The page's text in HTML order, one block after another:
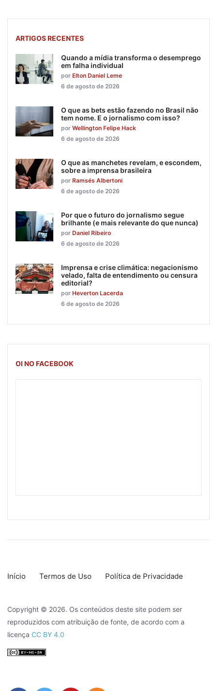
ARTIGOS RECENTES
Quando a mídia transforma o desemprego
em falha individual
por Elton Daniel Leme
6 de agosto de 2026
O que as bets estão fazendo no Brasil não
tem nome. E o jornalismo com isso?
por Wellington Felipe Hack
6 de agosto de 2026
O que as manchetes revelam, e escondem,
sobre a imprensa brasileira
por Ramsés Albertoni
6 de agosto de 2026
Por que o futuro do jornalismo segue
brilhante (e mais relevante do que nunca)
por Daniel Ribeiro
6 de agosto de 2026
Imprensa e crise climática: negacionismo
velado, falta de entendimento ou censura
editorial?
por Heverton Lacerda
6 de agosto de 2026
OI NO FACEBOOK
Início Termos de Uso Política de Privacidade
Copyright © 2026. Os conteúdos deste site podem ser
reproduzidos com atribuição de fonte, de acordo com a
licença CC BY 4.0